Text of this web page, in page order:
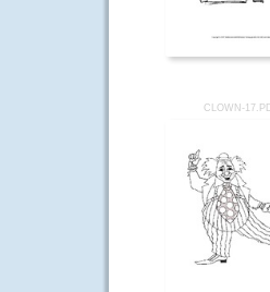
CLOWN-